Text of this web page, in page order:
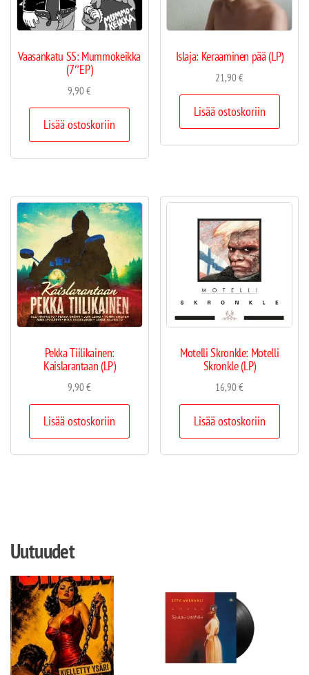
Vaasankatu SS: Mummokeikka
(7″EP)
9,90€
Lisää ostoskoriin
Islaja: Keraaminen pää (LP)
21,90€
Lisää ostoskoriin
Pekka Tiilikainen:
Kaislarantaan (LP)
9,90€
Lisää ostoskoriin
Motelli Skronkle: Motelli
Skronkle (LP)
16,90€
Lisää ostoskoriin
Uutuudet